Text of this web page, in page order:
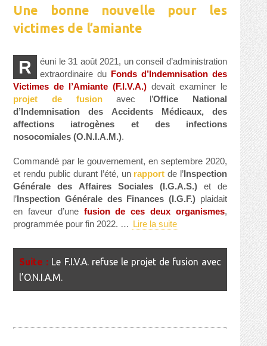
Une bonne nouvelle pour les
victimes de l’amiante
R
éuni le 31 août 2021, un conseil d’administration
extraordinaire du Fonds d’Indemnisation des
Victimes de l’Amiante (F.I.V.A.) devait examiner le
projet de fusionavec l’Office National
d’Indemnisation des Accidents Médicaux, des
affections iatrogènes et des infections
nosocomiales (O.N.I.A.M.).
Commandé par le gouvernement, en septembre 2020,
et rendu public durant l’été, un rapport de l’Inspection
Générale des Affaires Sociales (I.G.A.S.)et de
l’Inspection Générale des Finances (I.G.F.) plaidait
en faveur d’une fusion de ces deux organismes,
programmée pour fin 2022. … Lire la suite
Le F.I.V.A. refuse le projet de fusion avec
l’O.N.I.A.M.